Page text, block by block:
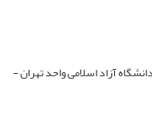
آزاد اسلامی واحد تهران -